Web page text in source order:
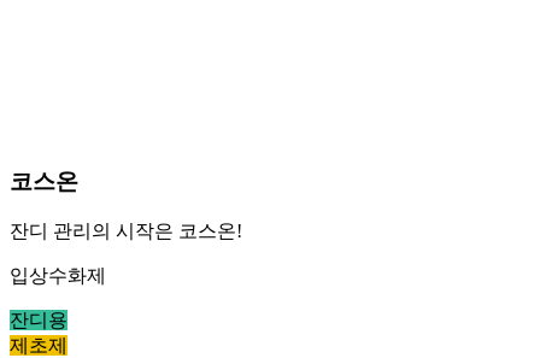
코스온
잔디 관리의 시작은 코스온!
입상수화제
잔디용
제초제